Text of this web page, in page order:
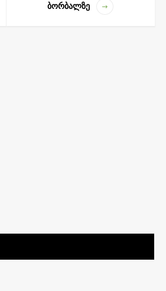
მეთოდით და სხვა, უფრო
ბორბალზე